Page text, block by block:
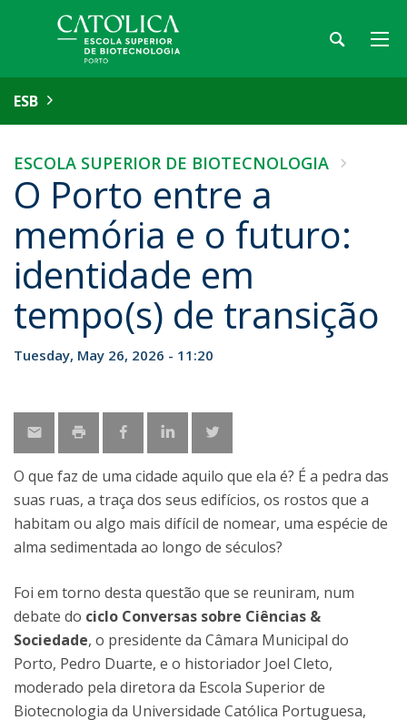
ESB
ESCOLA SUPERIOR DE BIOTECNOLOGIA
O Porto entre a
memória e o futuro:
identidade em
tempo(s) de transição
Tuesday, May 26, 2026 - 11:20
O que faz de uma cidade aquilo que ela é? É a pedra das
suas ruas, a traça dos seus edifícios, os rostos que a
habitam ou algo mais difícil de nomear, uma espécie de
alma sedimentada ao longo de séculos?
Foi em torno desta questão que se reuniram, num
debate do ciclo Conversas sobre Ciências &
Sociedade, o presidente da Câmara Municipal do
Porto, Pedro Duarte, e o historiador Joel Cleto,
moderado pela diretora da Escola Superior de
Biotecnologia da Universidade Católica Portuguesa,